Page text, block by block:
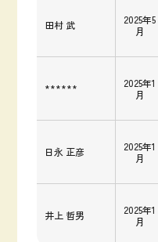
田村 武
2025年5
月
******
2025年1
月
日永 正彦
2025年1
月
井上 哲男
2025年1
月